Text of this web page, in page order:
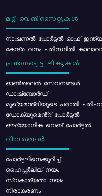
മറ്റ് വെബ്സൈറ്റുകൾ
നാഷണൽ പോർട്ടൽ ഓഫ് ഇന്ത്യ
കേന്ദ്ര വനം പരിസ്ഥിതി
പ്രധാനപ്പെട്ട ലിങ്കുകൾ
ഓൺലൈൻ സേവനങ്ങൾ
ഡാഷ്ബോർഡ്
മുഖ്യമന്ത്രിയുടെ പരാതി
ഡോക്യുമെൻ്റ് പോർട്ടൽ
ഔദ്യോഗിക വെബ് പോർട്ടൽ
വിവരങ്ങൾ
പോര്‍ട്ടലിനെക്കുറിച്ച്
ഹൈപ്പർലിങ്ക് നയം
സ്വകാര്യതാ നയം
നിരാകരണം